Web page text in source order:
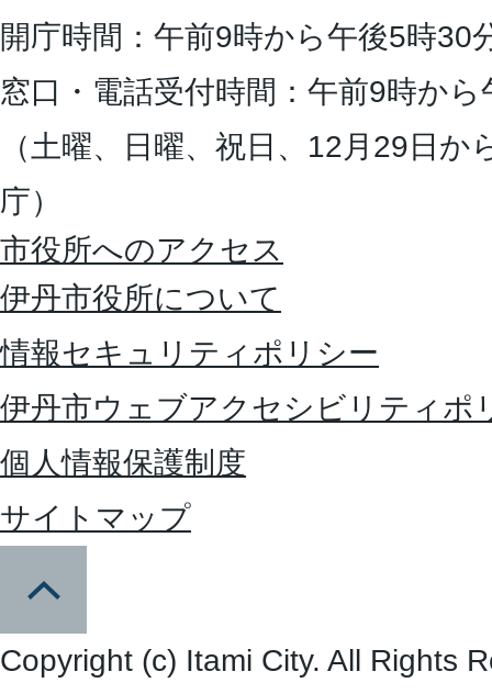
開庁時間：午前9時から午後5時30
窓口・電話受付時間：午前9時か
（土曜、日曜、祝日、12月29日
庁）
市役所へのアクセス
伊丹市役所について
情報セキュリティポリシー
伊丹市ウェブアクセシビリティポ
個人情報保護制度
サイトマップ
Copyright (c) Itami City. All Rights